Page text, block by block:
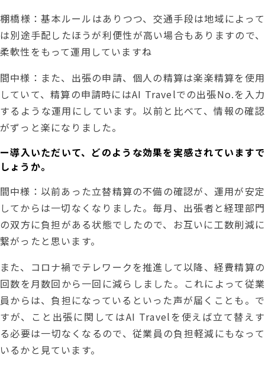
棚橋様：基本ルールはありつつ、交通手段は地域によって
は別途手配したほうが利便性が高い場合もありますので、
柔軟性をもって運用していますね
間中様：また、出張の申請、個人の精算は楽楽精算を使用
していて、精算の申請時にはAI Travelでの出張No.を入力
するような運用にしています。以前と比べて、情報の確認
がずっと楽になりました。
ー導入いただいて、どのような効果を実感されていますで
しょうか。
間中様：以前あった立替精算の不備の確認が、運用が安定
してからは一切なくなりました。毎月、出張者と経理部門
の双方に負担がある状態でしたので、お互いに工数削減に
繋がったと思います。
また、コロナ禍でテレワークを推進して以降、経費精算の
回数を月数回から一回に減らしました。これによって従業
員からは、負担になっているといった声が届くことも。で
すが、こと出張に関してはAI Travelを使えば立て替えす
る必要は一切なくなるので、従業員の負担軽減にもなって
いるかと見ています。